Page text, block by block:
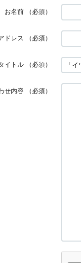
お名前 （必須）
ドレス （必須）
イトル （必須）
せ内容 （必須）